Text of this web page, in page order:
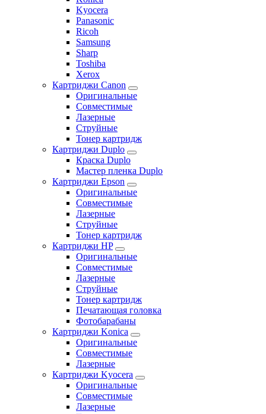
Kyocera
Panasonic
Ricoh
Samsung
Sharp
Toshiba
Xerox
Картриджи Canon
Оригинальные
Совместимые
Лазерные
Струйные
Тонер картридж
Картриджи Duplo
Краска Duplo
Мастер пленка Duplo
Картриджи Epson
Оригинальные
Совместимые
Лазерные
Струйные
Тонер картридж
Картриджи HP
Оригинальные
Совместимые
Лазерные
Струйные
Тонер картридж
Печатающая головка
Фотобарабаны
Картриджи Konica
Оригинальные
Совместимые
Лазерные
Картриджи Kyocera
Оригинальные
Совместимые
Лазерные